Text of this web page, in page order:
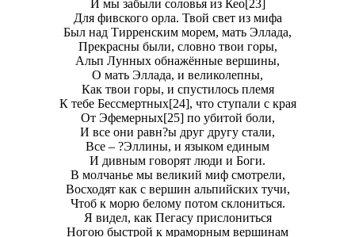
И мы забыли соловья из Кео[23]
Для фивского орла. Твой свет из мифа
Был над Тирренским морем, мать Эллада,
Прекрасны были, словно твои горы,
Альп Лунных обнажённые вершины,
О мать Эллада, и великолепны,
Как твои горы, и спустилось племя
К тебе Бессмертных[24], что ступали с края
От Эфемерных[25] по убитой боли,
И все они равн?ы друг другу стали,
Все – ?Эллины, и языком единым
И дивным говорят люди и Боги.
В молчанье мы великий миф смотрели,
Восходят как с вершин альпийских тучи,
Чтоб к морю белому потом склониться.
Я видел, как Пегасу прислониться
Ногою быстрой к мраморным вершинам